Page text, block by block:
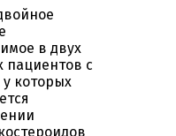
в двух
пациентов с
которых